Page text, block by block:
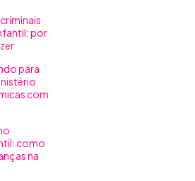
por
para
com
como
na